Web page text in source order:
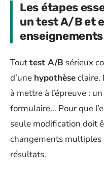
Les étapes
un test A/B et
Touttest A/B sérieux
d’une hypothèseclaire.
à mettre à l’épreuve :
formulaire… Pour que
seule modification doit
changements
résultats.